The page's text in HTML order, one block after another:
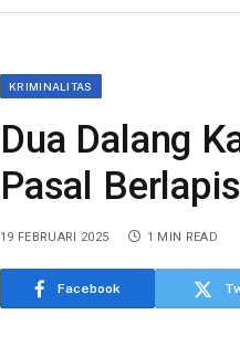
KRIMINALITAS
Dua Dalang
Pasal Berlapis
19 FEBRUARI 2025 1 MIN READ
Facebook